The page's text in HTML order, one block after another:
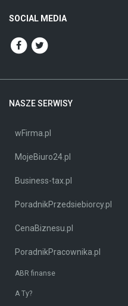
SOCIAL MEDIA
NASZE SERWISY
wFirma.pl
MojeBiuro24.pl
Business-tax.pl
PoradnikPrzedsiebiorcy.pl
CenaBiznesu.pl
PoradnikPracownika.pl
ABR finanse
A Ty?